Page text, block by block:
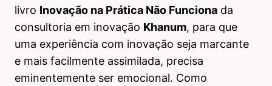
livro Inovação na Prática Não Funciona da
consultoria em inovação Khanum, para que
uma experiência com inovação seja marcante
e mais facilmente assimilada, precisa
eminentemente ser emocional. Como